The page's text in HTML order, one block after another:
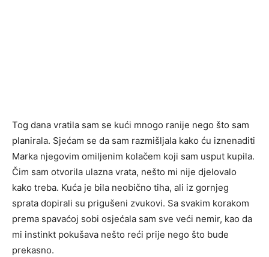
Tog dana vratila sam se kući mnogo ranije nego što sam
planirala. Sjećam se da sam razmišljala kako ću iznenaditi
Marka njegovim omiljenim kolačem koji sam usput kupila.
Čim sam otvorila ulazna vrata, nešto mi nije djelovalo
kako treba. Kuća je bila neobično tiha, ali iz gornjeg
sprata dopirali su prigušeni zvukovi. Sa svakim korakom
prema spavaćoj sobi osjećala sam sve veći nemir, kao da
mi instinkt pokušava nešto reći prije nego što bude
prekasno.